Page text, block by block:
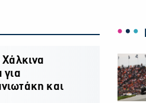
Χάλκινα
για
και